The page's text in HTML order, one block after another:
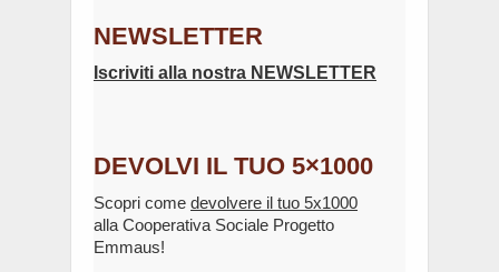
NEWSLETTER
Iscriviti alla nostra NEWSLETTER
DEVOLVI IL TUO 5×1000
Scopri come devolvere il tuo 5x1000
alla Cooperativa Sociale Progetto
Emmaus!